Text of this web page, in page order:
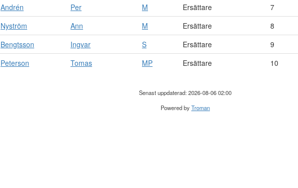
Andrén
Per M Ersättare
7
Nyström
Ann M Ersättare
8
Bengtsson
Ingvar S Ersättare
9
Peterson
Tomas MP Ersättare 10
Senast uppdaterad: 2026-08-06 02:00
Powered byTroman